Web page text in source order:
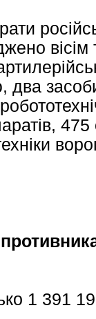
вісім
1 391